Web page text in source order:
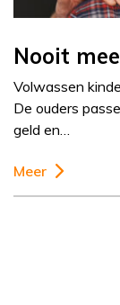
Nooit
Volwassen
De ouders
geld en…
Meer